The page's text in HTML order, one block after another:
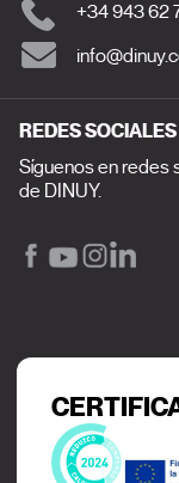
+34 943 62
REDES SOCIALES
Síguenos en redes
de DINUY.